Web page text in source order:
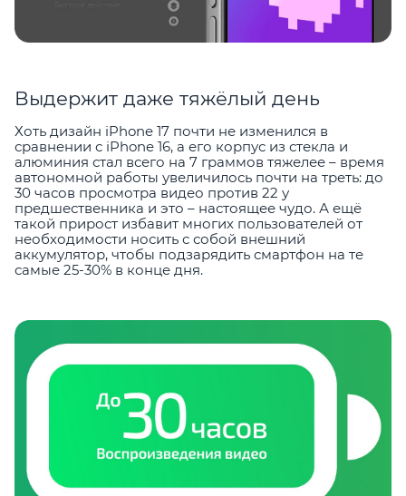
Выдержит даже тяжёлый день
Хоть дизайн iPhone 17 почти не изменился в
сравнении с iPhone 16, а его корпус из стекла и
алюминия стал всего на 7 граммов тяжелее – время
автономной работы увеличилось почти на треть: до
30 часов просмотра видео против 22 у
предшественника и это – настоящее чудо. А ещё
такой прирост избавит многих пользователей от
необходимости носить с собой внешний
аккумулятор, чтобы подзарядить смартфон на те
самые 25-30% в конце дня.